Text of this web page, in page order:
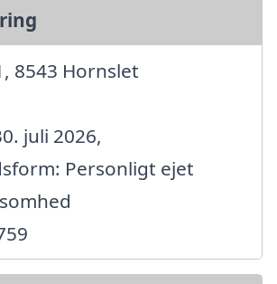
8543 Hornslet
juli 2026,
Personligt ejet